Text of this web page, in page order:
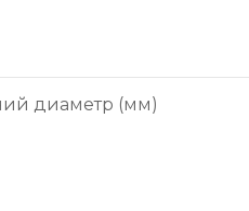
диаметр (мм)